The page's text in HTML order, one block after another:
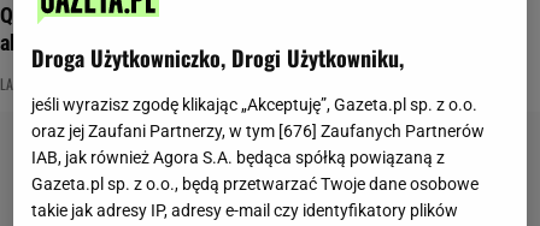
Quiz filmowy dla bystrzaków. Rozpoznasz legendarnych
aktorów PRL-u?
LATA 70.
Droga Użytkowniczko, Drogi Użytkowniku,
jeśli wyrazisz zgodę klikając „Akceptuję”, Gazeta.pl sp. z o.o.
oraz jej Zaufani Partnerzy, w tym [ 676 ] Zaufanych Partnerów
IAB, jak również Agora S.A. będąca spółką powiązaną z
Gazeta.pl sp. z o.o., będą przetwarzać Twoje dane osobowe
takie jak adresy IP, adresy e-mail czy identyfikatory plików